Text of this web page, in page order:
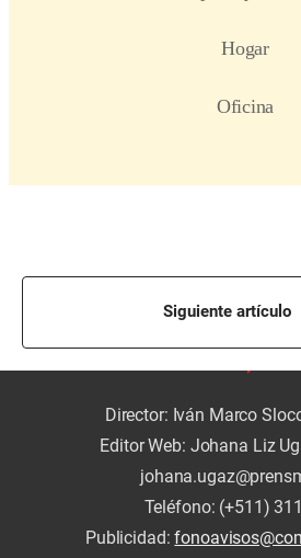
Siguiente artículo
Director: Iván Marco
Editor Web: Johana Liz
Teléfono: (+511)
Publicidad: